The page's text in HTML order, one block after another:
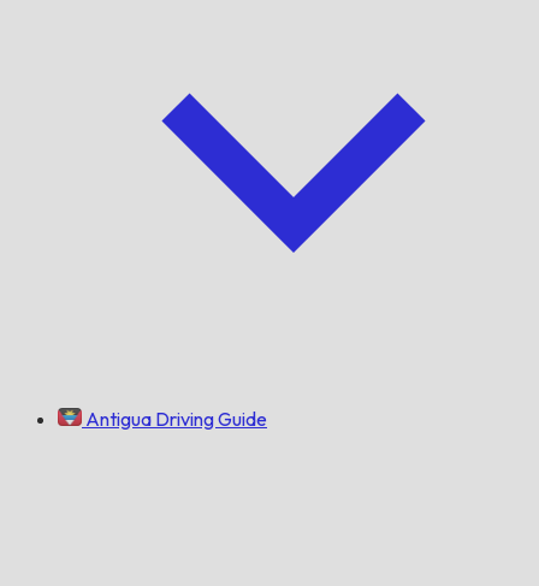
Antigua Driving Guide